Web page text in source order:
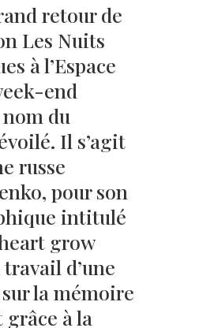
retour de
Les Nuits
à l’Espace
end
du
Il s’agit
russe
pour son
intitulé
grow
d’une
la mémoire
grâce à la